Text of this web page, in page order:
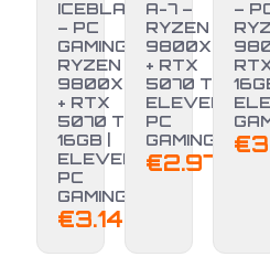
ICEBLADE
– PC
GAMING
RYZEN 7
9800X3D
+ RTX
5070 TI
16GB |
ELEVEN
PC
GAMING
€3.149,00
A-7 –
RYZEN 7
9800X3D
+ RTX
5070 TI |
ELEVEN
PC
GAMING
€2.970,00
–
€